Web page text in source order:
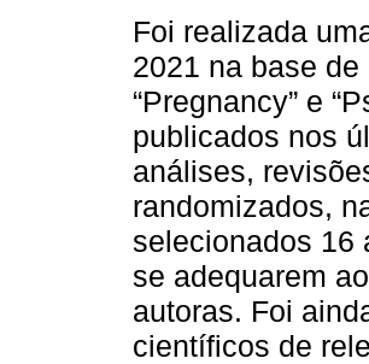
Foi realizada
2021 na base
“Pregnancy” e
publicados nos
análises,
randomizados,
selecionados 16
se adequarem
autoras. Foi
científicos de